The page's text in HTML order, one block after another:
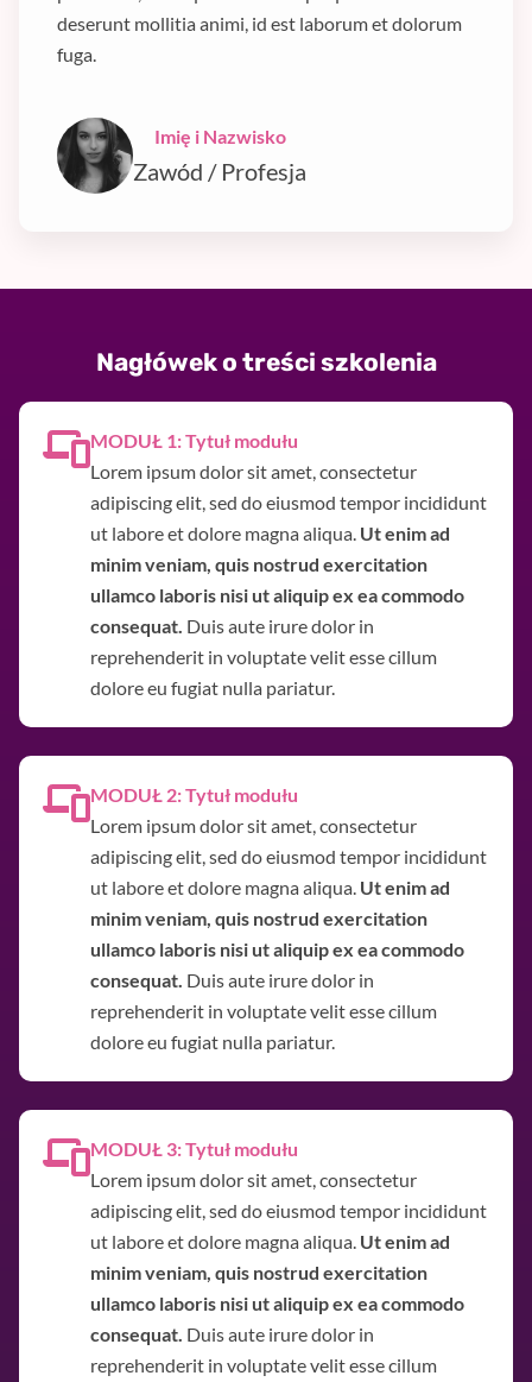
deserunt mollitia animi, id est laborum et dolorum
fuga.
Imię i Nazwisko
Zawód / Profesja
Nagłówek o treści szkolenia
MODUŁ 1: Tytuł modułu
Lorem ipsum dolor sit amet, consectetur
adipiscing elit, sed do eiusmod tempor incididunt
ut labore et dolore magna aliqua. Ut enim ad
minim veniam, quis nostrud exercitation
ullamco laboris nisi ut aliquip ex ea commodo
consequat. Duis aute irure dolor in
reprehenderit in voluptate velit esse cillum
dolore eu fugiat nulla pariatur.
MODUŁ 2: Tytuł modułu
Lorem ipsum dolor sit amet, consectetur
adipiscing elit, sed do eiusmod tempor incididunt
ut labore et dolore magna aliqua. Ut enim ad
minim veniam, quis nostrud exercitation
ullamco laboris nisi ut aliquip ex ea commodo
consequat. Duis aute irure dolor in
reprehenderit in voluptate velit esse cillum
dolore eu fugiat nulla pariatur.
MODUŁ 3: Tytuł modułu
Lorem ipsum dolor sit amet, consectetur
adipiscing elit, sed do eiusmod tempor incididunt
ut labore et dolore magna aliqua. Ut enim ad
minim veniam, quis nostrud exercitation
ullamco laboris nisi ut aliquip ex ea commodo
consequat. Duis aute irure dolor in
reprehenderit in voluptate velit esse cillum